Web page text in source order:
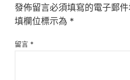
發佈留言必須填寫的電子郵件
填欄位標示為 *
留言 *